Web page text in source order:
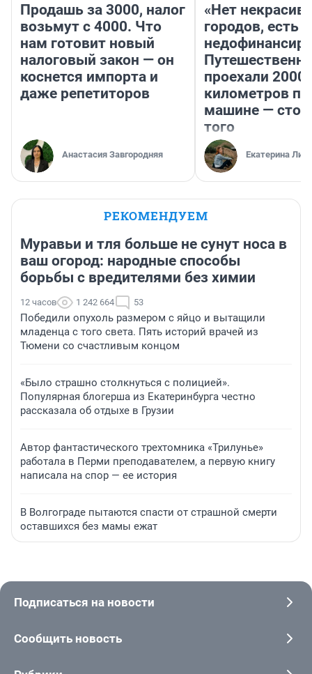
Продашь за 3000, налог
возьмут с 4000. Что
нам готовит новый
налоговый закон — он
коснется импорта и
даже репетиторов
Анастасия Завгородняя
«Нет
городов, есть
проехали 2000
километров по
машине —
того
Екатерина
РЕКОМЕНДУЕМ
Муравьи и тля больше не сунут носа в
ваш огород: народные способы
борьбы с вредителями без химии
12 часов 1 242 664 53
Победили опухоль размером с яйцо и вытащили
младенца с того света. Пять историй врачей из
Тюмени со счастливым концом
«Было страшно столкнуться с полицией».
Популярная блогерша из Екатеринбурга честно
рассказала об отдыхе в Грузии
Автор фантастического трехтомника «Трилунье»
работала в Перми преподавателем, а первую книгу
написала на спор — ее история
В Волгограде пытаются спасти от страшной смерти
оставшихся без мамы ежат
Подписаться на новости
Сообщить новость